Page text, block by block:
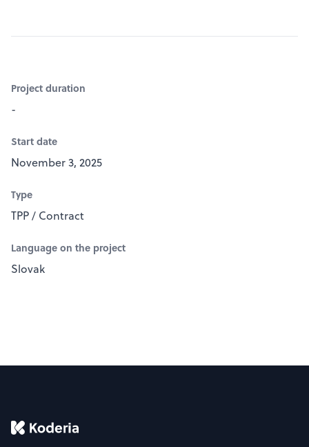
Project duration
-
Start date
November 3, 2025
Type
TPP / Contract
Language on the project
Slovak